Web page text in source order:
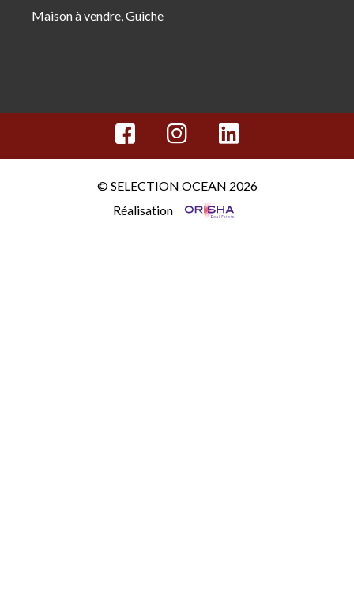
Maison à vendre, Guiche
© SELECTION OCEAN 2026
Réalisation